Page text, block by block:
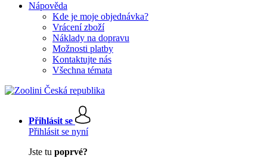
Nápověda
Kde je moje objednávka?
Vrácení zboží
Náklady na dopravu
Možnosti platby
Kontaktujte nás
Všechna témata
Přihlásit se
Přihlásit se nyní
Jste tu poprvé?